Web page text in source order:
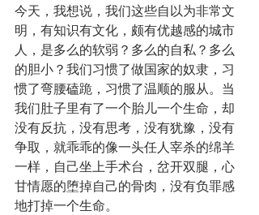
今天，我想说，我们这些自以为非常文
明，有知识有文化，颇有优越感的城市
人，是多么的软弱？多么的自私？多么
的胆小？我们习惯了做国家的奴隶，习
惯了弯腰磕跪，习惯了温顺的服从。当
我们肚子里有了一个胎儿一个生命，却
没有反抗，没有思考，没有犹豫，没有
争取，就乖乖的像一头任人宰杀的绵羊
一样，自己坐上手术台，岔开双腿，心
甘情愿的堕掉自己的骨肉，没有负罪感
地打掉一个生命。